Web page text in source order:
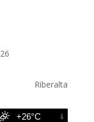
Riberalta
+26°C